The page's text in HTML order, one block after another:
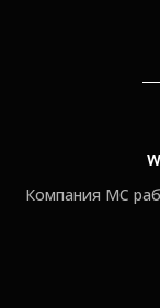
Компания MC